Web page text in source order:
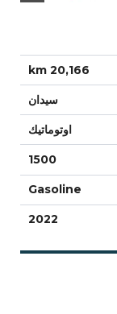
20,166 km
سيدان
اوتوماتيك
1500
Gasoline
2022